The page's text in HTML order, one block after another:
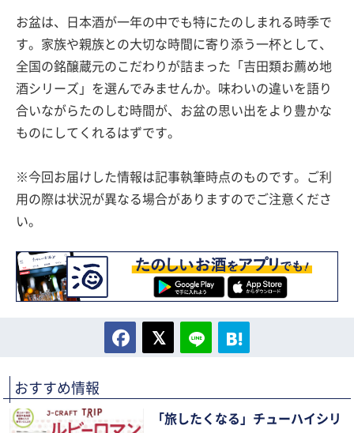
お盆は、日本酒が一年の中でも特にたのしまれる時季で
す。家族や親族との大切な時間に寄り添う一杯として、
全国の銘醸蔵元のこだわりが詰まった「吉田類お薦め地
酒シリーズ」を選んでみませんか。味わいの違いを語り
合いながらたのしむ時間が、お盆の思い出をより豊かな
ものにしてくれるはずです。
※今回お届けした情報は記事執筆時点のものです。ご利
用の際は状況が異なる場合がありますのでご注意くださ
い。
おすすめ情報
「旅したくなる」チューハイシリ